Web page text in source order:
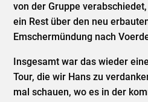
von der Gruppe
ein Rest über den neu
Emschermündung nach
Insgesamt war das wieder
Tour, die wir Hans zu
mal schauen, wo es in der